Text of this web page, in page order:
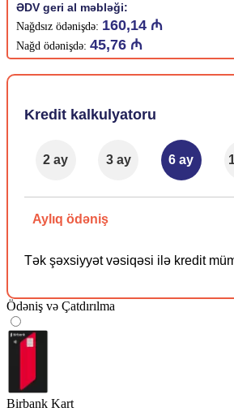
ƏDV geri al məbləği:
Nağdsız ödənişdə: 160,14 ₼
Nağd ödənişdə: 45,76 ₼
Kredit kalkulyatoru
2 ay 3 ay 6 ay
Aylıq ödəniş
Tək şəxsiyyət vəsiqəsi ilə kredit
Ödəniş və Çatdırılma
Birbank Kart